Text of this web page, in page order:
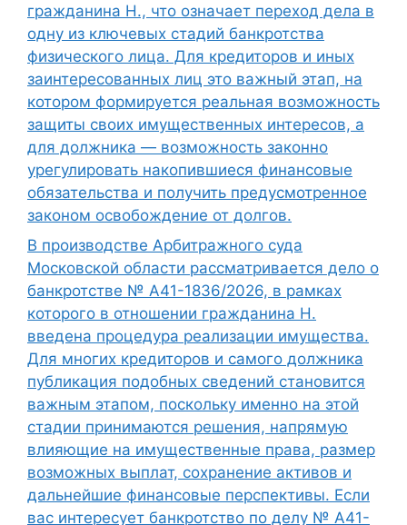
гражданина Н., что означает переход дела в
одну из ключевых стадий банкротства
физического лица. Для кредиторов и иных
заинтересованных лиц это важный этап, на
котором формируется реальная возможность
защиты своих имущественных интересов, а
для должника — возможность законно
урегулировать накопившиеся финансовые
обязательства и получить предусмотренное
законом освобождение от долгов.
В производстве Арбитражного суда
Московской области рассматривается дело о
банкротстве № А41-1836/2026, в рамках
которого в отношении гражданина Н.
введена процедура реализации имущества.
Для многих кредиторов и самого должника
публикация подобных сведений становится
важным этапом, поскольку именно на этой
стадии принимаются решения, напрямую
влияющие на имущественные права, размер
возможных выплат, сохранение активов и
дальнейшие финансовые перспективы. Если
вас интересует банкротство по делу № А41-